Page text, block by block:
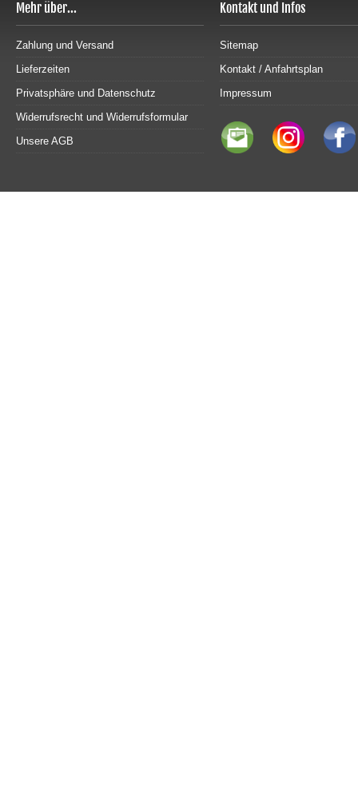
Mehr über...
Zahlung und Versand
Lieferzeiten
Privatsphäre und Datenschutz
Widerrufsrecht und Widerrufsformular
Unsere AGB
Kontakt und Infos
Sitemap
Kontakt / Anfahrtsplan
Impressum